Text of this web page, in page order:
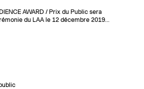
AWARD / Prix du Public sera
du LAA le 12 décembre 2019...